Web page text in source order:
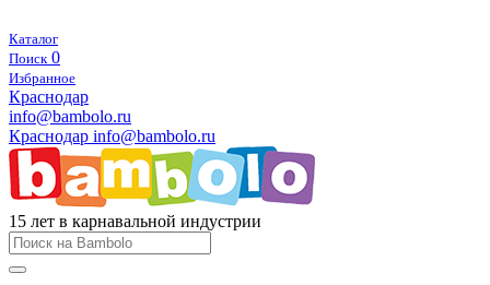
Каталог
Поиск 0
Избранное
Краснодар
info@bambolo.ru
Краснодар info@bambolo.ru
15 лет в карнавальной индустрии